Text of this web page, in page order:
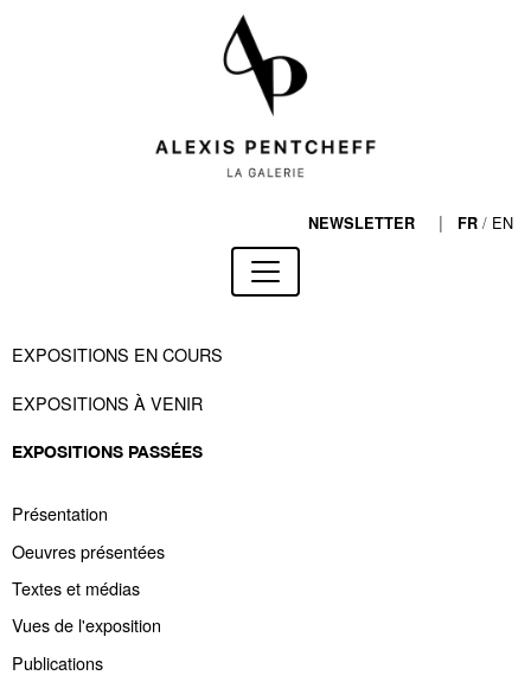
NEWSLETTER | FR / EN
EXPOSITIONS EN COURS
EXPOSITIONS À VENIR
EXPOSITIONS PASSÉES
Présentation
Oeuvres présentées
Textes et médias
Vues de l'exposition
Publications